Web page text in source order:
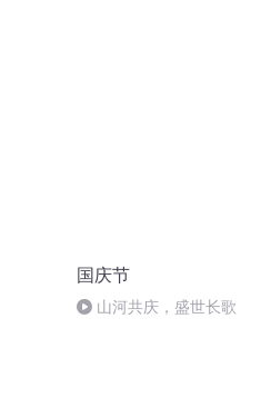
国庆节
山河共庆，盛世长歌